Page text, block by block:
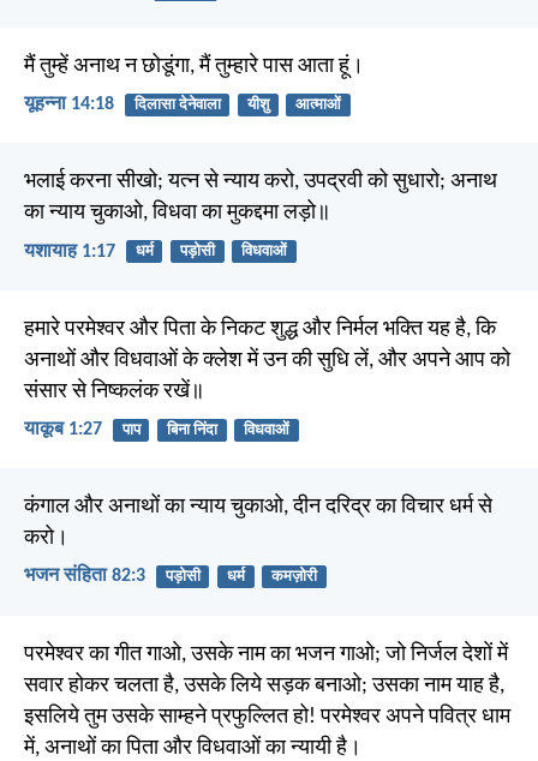
मैं तुम्हें अनाथ न छोडूंगा, मैं तुम्हारे पास आता हूं।
यूहन्ना 14:18 दिलासा देनेवाला यीशु आत्माओं
भलाई करना सीखो; यत्न से न्याय करो, उपद्रवी को सुधारो; अनाथ
का न्याय चुकाओ, विधवा का मुकद्दमा लड़ो॥
यशायाह 1:17 धर्म पड़ोसी विधवाओं
हमारे परमेश्वर और पिता के निकट शुद्ध और निर्मल भक्ति यह है, कि
अनाथों और विधवाओं के क्लेश में उन की सुधि लें, और अपने आप को
संसार से निष्कलंक रखें॥
याकूब 1:27 पाप बिना निंदा विधवाओं
कंगाल और अनाथों का न्याय चुकाओ, दीन दरिद्र का विचार धर्म से
करो।
भजन संहिता 82:3 पड़ोसी धर्म कमज़ोरी
परमेश्वर का गीत गाओ, उसके नाम का भजन गाओ; जो निर्जल देशों में
सवार होकर चलता है, उसके लिये सड़क बनाओ; उसका नाम याह है,
इसलिये तुम उसके साम्हने प्रफुल्लित हो! परमेश्वर अपने पवित्र धाम
में, अनाथों का पिता और विधवाओं का न्यायी है।